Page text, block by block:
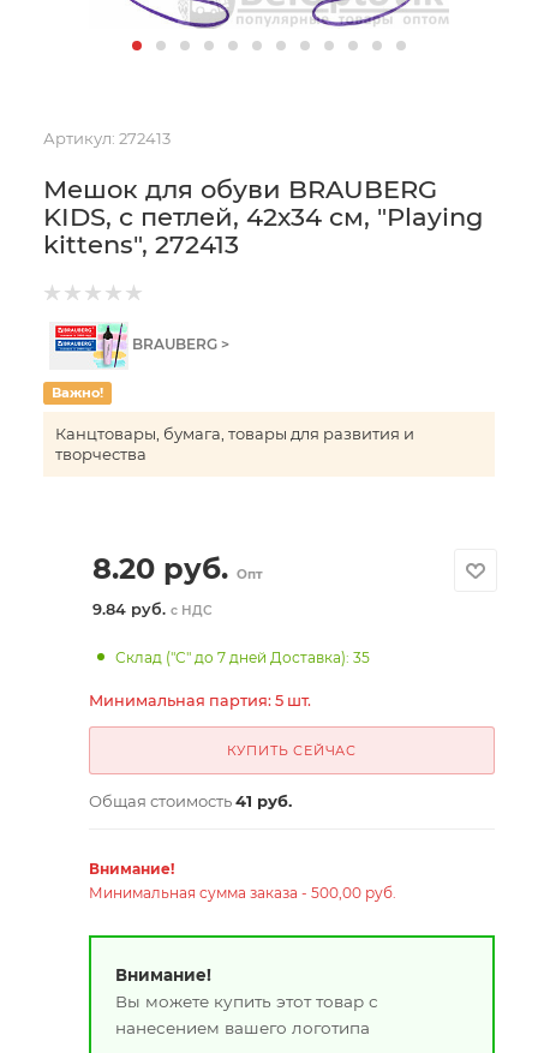
Артикул: 272413
Мешок для обуви BRAUBERG
KIDS, с петлей, 42х34 см, "Playing
kittens", 272413
BRAUBERG >
Важно!
Канцтовары, бумага, товары для развития и
творчества
8.20руб. Опт
9.84 руб. с НДС
Склад ("С" до 7 дней Доставка): 35
Минимальная партия: 5 шт.
КУПИТЬ СЕЙЧАС
Общая стоимость41 руб.
Внимание!
Минимальная сумма заказа - 500,00 руб.
Внимание!
Вы можете купить этот товар с
нанесением вашего логотипа